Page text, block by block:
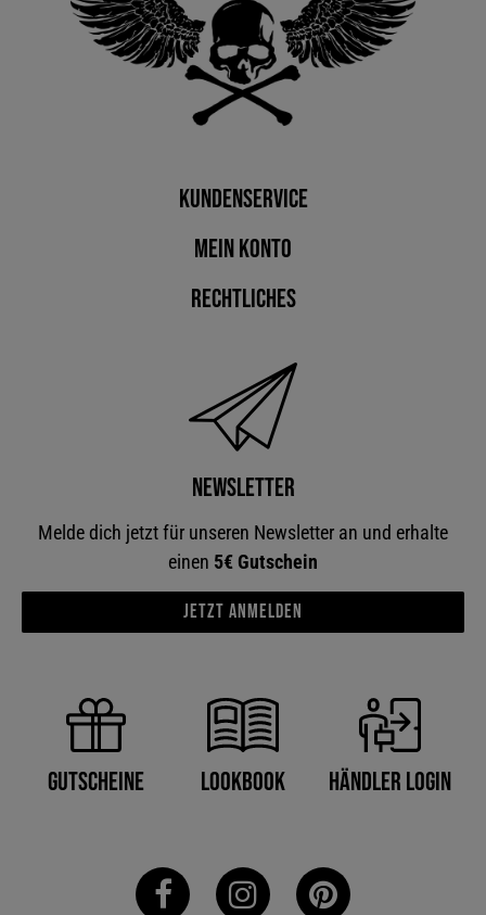
Kundenservice
Mein Konto
Rechtliches
Newsletter
Melde dich jetzt für unseren Newsletter an und erhalte
einen 5€ Gutschein
Jetzt anmelden
Gutscheine Lookbook Händler Login